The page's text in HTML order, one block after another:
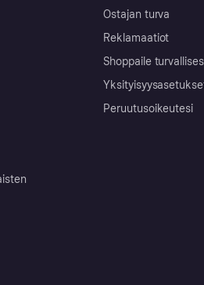
Ostajan turva
Reklamaatiot
Shoppaile
Peruutusoikeutesi